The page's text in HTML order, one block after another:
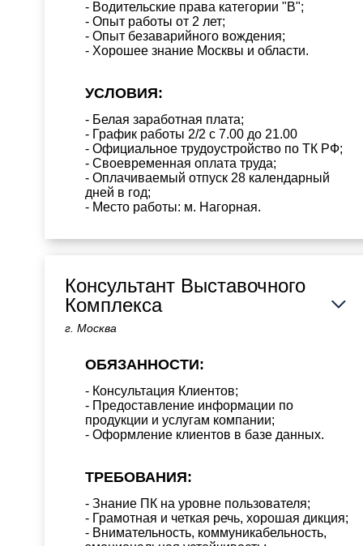
- Водительские права категории "B";
- Опыт работы от 2 лет;
- Опыт безаварийного вождения;
- Хорошее знание Москвы и области.
УСЛОВИЯ:
- Белая заработная плата;
- График работы 2/2 с 7.00 до 21.00
- Официальное трудоустройство по ТК РФ;
- Своевременная оплата труда;
- Оплачиваемый отпуск 28 календарный
дней в год;
- Место работы: м. Нагорная.
Консультант Выставочного
Комплекса
г. Москва
ОБЯЗАННОСТИ:
- Консультация Клиентов;
- Предоставление информации по
продукции и услугам компании;
- Оформление клиентов в базе данных.
ТРЕБОВАНИЯ:
- Знание ПК на уровне пользователя;
- Грамотная и четкая речь, хорошая дикция;
- Внимательность, коммуникабельность,